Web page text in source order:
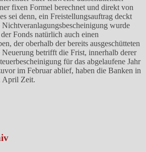
fixen Formel berechnet und direkt von
sei denn, ein Freistellungsauftrag deckt
wurde
Fonds natürlich auch einen
der oberhalb der bereits ausgeschütteten
betrifft die Frist, innerhalb derer
für das abgelaufene Jahr
im Februar ablief, haben die Banken in
April Zeit.